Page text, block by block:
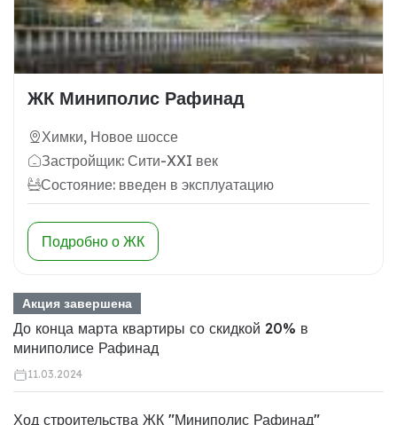
ЖК Миниполис Рафинад
Химки, Новое шоссе
Застройщик: Сити-XXI век
Состояние: введен в эксплуатацию
Подробно о ЖК
Акция завершена
До конца марта квартиры со скидкой 20% в
миниполисе Рафинад
11.03.2024
Ход строительства ЖК "Миниполис Рафинад"